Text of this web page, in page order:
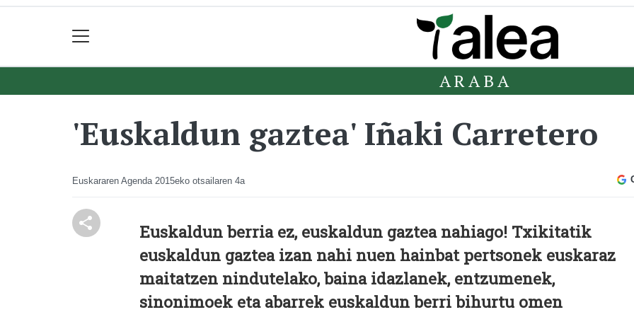
ARABA
'Euskaldun gaztea' Iñaki Carretero
Euskararen Agenda 2015eko otsailaren 4a
Euskaldun berria ez, euskaldun gaztea nahiago! Txikitatik
euskaldun gaztea izan nahi nuen hainbat pertsonek euskaraz
maitatzen nindutelako, baina idazlanek, entzumenek,
sinonimoek eta abarrek euskaldun berri bihurtu omen